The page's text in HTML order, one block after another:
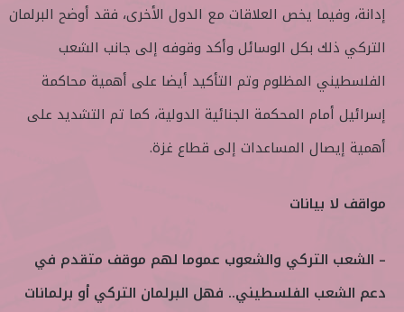
إدانة، وفيما يخص العلاقات مع الدول الأخرى، فقد أوضح البرلمان
التركي ذلك بكل الوسائل وأكد وقوفه إلى جانب الشعب
الفلسطيني المظلوم وتم التأكيد أيضا على أهمية محاكمة
إسرائيل أمام المحكمة الجنائية الدولية، كما تم التشديد على
أهمية إيصال المساعدات إلى قطاع غزة.
مواقف لا بيانات
– الشعب التركي والشعوب عموما لهم موقف متقدم في
دعم الشعب الفلسطيني.. فهل البرلمان التركي أو برلمانات